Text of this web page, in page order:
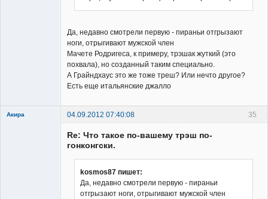
Да, недавно смотрели первую - пираньи отгрызают
ноги, отрыгивают мужской член
Мачете Родригеса, к примеру, трэшак жуткий (это
похвала), но созданный таким специально.
А Грайндхаус это же тоже треш? Или нечто другое?
Есть еще итальянские джалло
35
Акира 04.09.2012 07:40:08
Re: Что такое по-вашему трэш по-
гонконгски.
kosmos87 пишет:
Да, недавно смотрели первую - пираньи
отгрызают ноги, отрыгивают мужской член